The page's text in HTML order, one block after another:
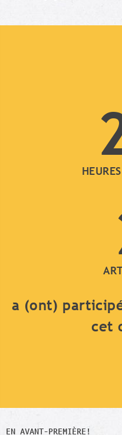
a (ont)
cet
EN AVANT-PREMIÈRE!